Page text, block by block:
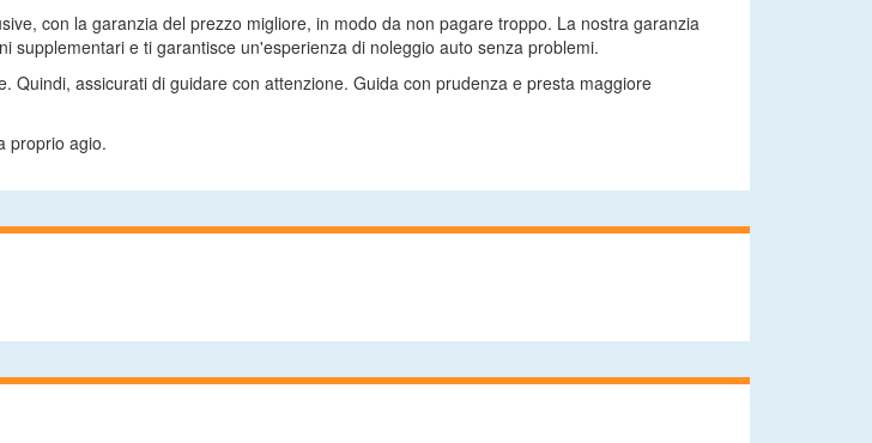
con la garanzia del prezzo migliore, in modo da non pagare troppo. La nostra garanzia
supplementari e ti garantisce un'esperienza di noleggio auto senza problemi.
assicurati di guidare con attenzione. Guida con prudenza e presta maggiore
proprio agio.